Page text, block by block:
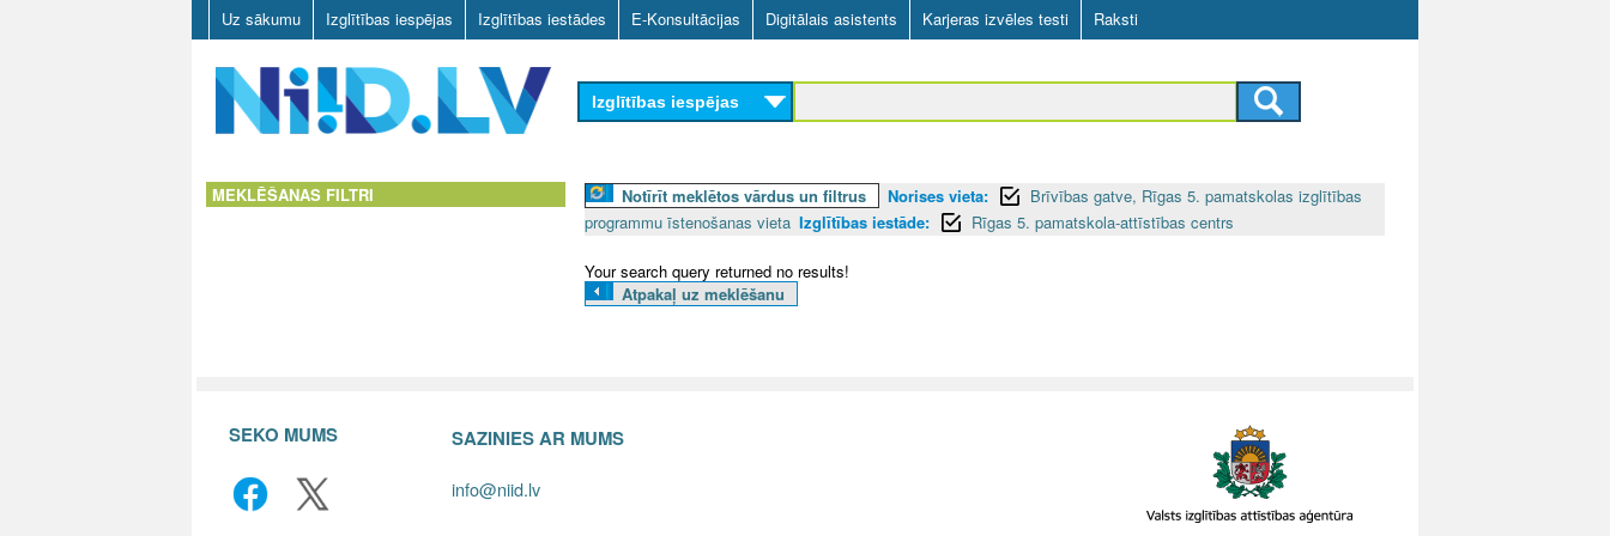
Skip
to
main
content
Uz sākumu Izglītības iespējas Izglītības iestādes E-Konsultācijas Digitālais asistents Karjeras izvēles testi Raksti
Izglītības iespējas
MEKLĒŠANAS FILTRI Notīrīt meklētos vārdus un filtrus Norises vieta:
Brīvības gatve, Rīgas 5. pamatskolas izglītības
programmu īstenošanas vieta Izglītības iestāde: Rīgas 5. pamatskola-attīstības centrs
Your search query returned no results!
Atpakaļ uz meklēšanu
SEKO MUMS SAZINIES AR MUMS
info@niid.lv